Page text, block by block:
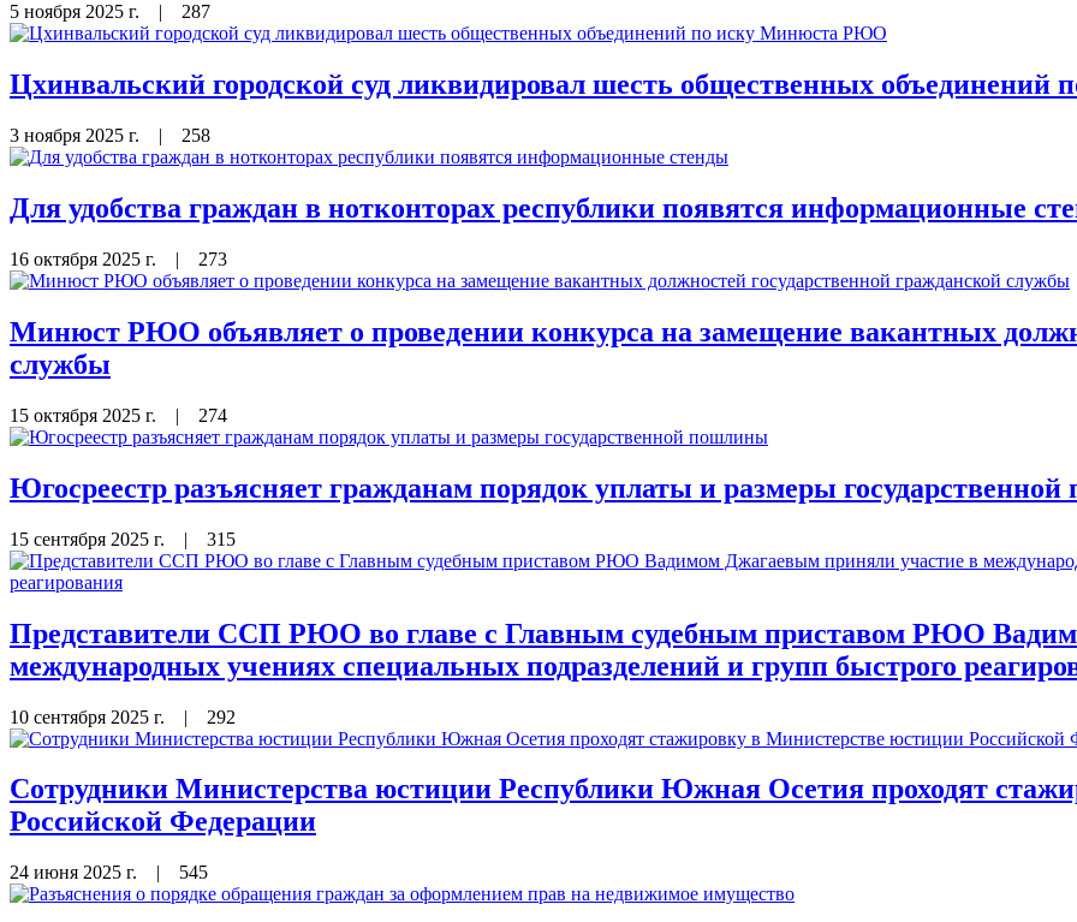
5 ноября 2025 г. 287
Цхинвальский городской суд ликвидировал шесть общественных
3 ноября 2025 г. | 258
Для удобства граждан в нотконторах республики появятся информационные
16 октября 2025 г. | 273
Минюст РЮО объявляет о проведении конкурса на замещение вакантных
службы
15 октября 2025 г. | 274
Югосреестр разъясняет гражданам порядок уплаты и размеры
15 сентября 2025 г. | 315
Представители ССП РЮО во главе с Главным судебным приставом РЮО
международных учениях специальных подразделений и групп быстрого
10 сентября 2025 г. | 292
Сотрудники Министерства юстиции Республики Южная Осетия проходят
Российской Федерации
24 июня 2025 г. | 545